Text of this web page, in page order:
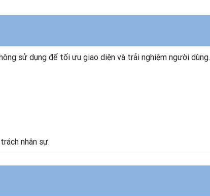
sử dụng để tối ưu giao diện và trải nghiệm người dùng.
nhân sự.